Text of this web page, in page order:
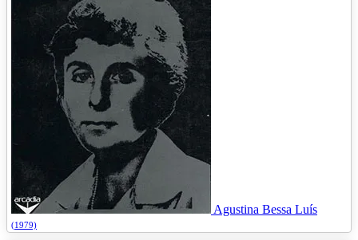
Agustina Bessa Luís
(1979)